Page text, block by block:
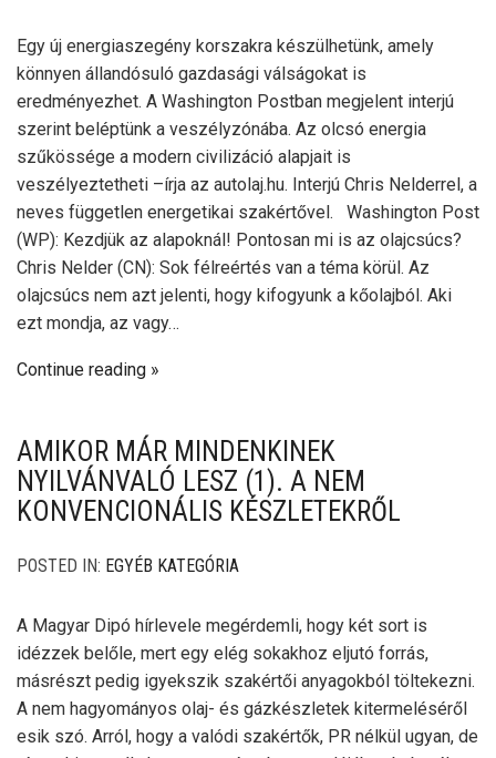
Egy új energiaszegény korszakra készülhetünk, amely
könnyen állandósuló gazdasági válságokat is
eredményezhet. A Washington Postban megjelent interjú
szerint beléptünk a veszélyzónába. Az olcsó energia
szűkössége a modern civilizáció alapjait is
veszélyeztetheti –írja az autolaj.hu. Interjú Chris Nelderrel, a
neves független energetikai szakértővel. Washington Post
(WP): Kezdjük az alapoknál! Pontosan mi is az olajcsúcs?
Chris Nelder (CN): Sok félreértés van a téma körül. Az
olajcsúcs nem azt jelenti, hogy kifogyunk a kőolajból. Aki
ezt mondja, az vagy…
Continue reading
AMIKOR MÁR MINDENKINEK
NYILVÁNVALÓ LESZ (1). A NEM
KONVENCIONÁLIS KÉSZLETEKRŐL
POSTED IN: EGYÉB KATEGÓRIA
A Magyar Dipó hírlevele megérdemli, hogy két sort is
idézzek belőle, mert egy elég sokakhoz eljutó forrás,
másrészt pedig igyekszik szakértői anyagokból töltekezni.
A nem hagyományos olaj- és gázkészletek kitermeléséről
esik szó. Arról, hogy a valódi szakértők, PR nélkül ugyan, de